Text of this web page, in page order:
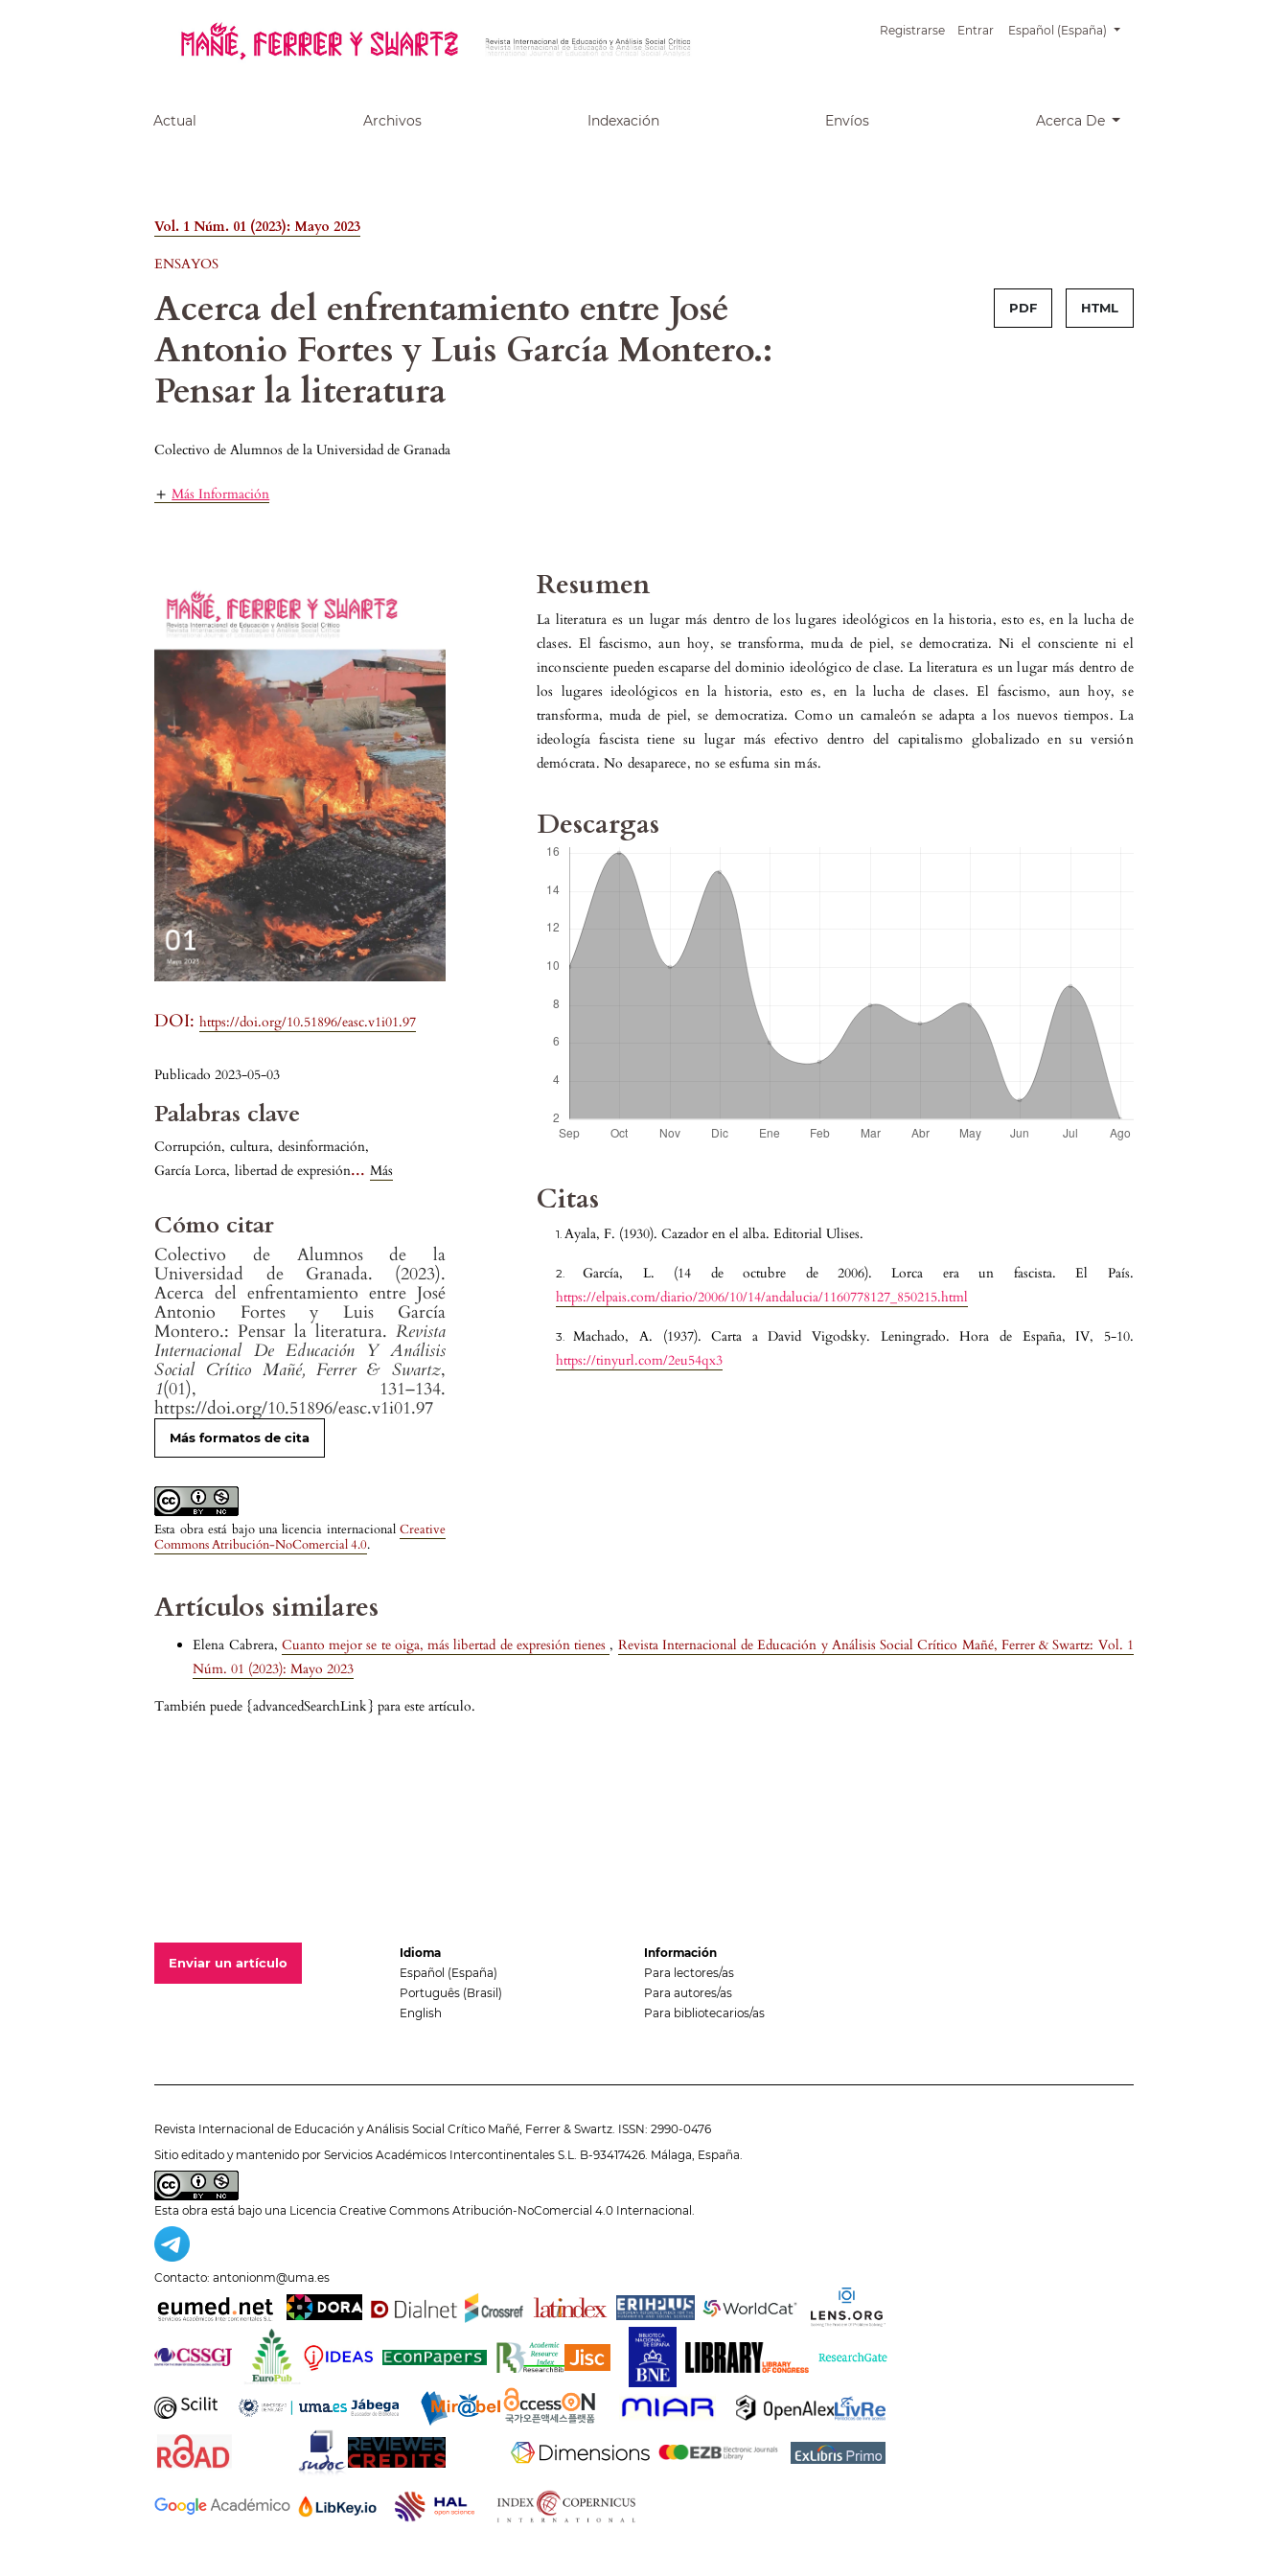
Registrarse Entrar Español (España)
Actual Archivos Indexación Envíos Acerca De
Vol. 1 Núm. 01 (2023): Mayo 2023
ENSAYOS
Acerca del enfrentamiento entre José
Antonio Fortes y Luis García Montero.:
Pensar la literatura
PDF HTML
Colectivo de Alumnos de la Universidad de Granada
Más Información
DOI:https://doi.org/10.51896/easc.v1i01.97
Publicado 2023-05-03
Palabras clave
Corrupción, cultura, desinformación,
García Lorca, libertad de expresión... Más
Cómo citar
Colectivo de Alumnos de la
Universidad de Granada. (2023).
Acerca del enfrentamiento entre José
Antonio Fortes y Luis García
Montero.: Pensar la literatura.Revista
Internacional De Educación Y Análisis
Social Crítico Mañé, Ferrer & Swartz,
1(01), 131–134.
https://doi.org/10.51896/easc.v1i01.97
Más formatos de cita
Esta obra está bajo una licencia internacionalCreative
Commons Atribución-NoComercial 4.0.
Resumen
La literatura es un lugar más dentro de los lugares ideológicos en la historia, esto es, en la lucha de
clases. El fascismo, aun hoy, se transforma, muda de piel, se democratiza. Ni el consciente ni el
inconsciente pueden escaparse del dominio ideológico de clase. La literatura es un lugar más dentro de
los lugares ideológicos en la historia, esto es, en la lucha de clases. El fascismo, aun hoy, se
transforma, muda de piel, se democratiza. Como un camaleón se adapta a los nuevos tiempos. La
ideología fascista tiene su lugar más efectivo dentro del capitalismo globalizado en su versión
demócrata. No desaparece, no se esfuma sin más.
Descargas
Citas
Ayala, F. (1930). Cazador en el alba. Editorial Ulises.
García, L. (14 de octubre de 2006). Lorca era un fascista. El País.
https://elpais.com/diario/2006/10/14/andalucia/1160778127_850215.html
Machado, A. (1937). Carta a David Vigodsky. Leningrado. Hora de España, IV, 5-10.
https://tinyurl.com/2eu54qx3
Artículos similares
Elena Cabrera, Cuanto mejor se te oiga, más libertad de expresión tienes , Revista Internacional de Educación y Análisis Social Crítico Mañé, Ferrer & Swartz: Vol. 1
Núm. 01 (2023): Mayo 2023
También puede {advancedSearchLink} para este artículo.
Enviar un artículo
Idioma
Español (España)
Português (Brasil)
English
Información
Para lectores/as
Para autores/as
Para bibliotecarios/as
Revista Internacional de Educación y Análisis Social Crítico Mañé, Ferrer & Swartz. ISSN: 2990-0476
Sitio editado y mantenido por Servicios Académicos Intercontinentales S.L. B-93417426. Málaga, España.
Esta obra está bajo una Licencia Creative Commons Atribución-NoComercial 4.0 Internacional.
Contacto: antonionm@uma.es